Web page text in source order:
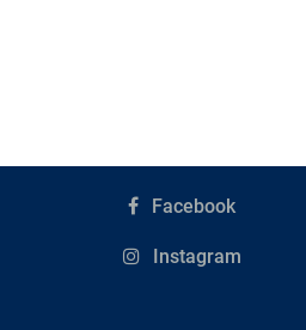
Facebook
Instagram